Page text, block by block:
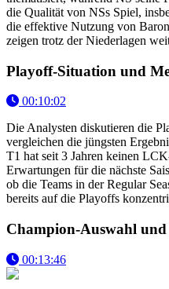
die Qualität von NSs Spiel,
die effektive Nutzung von
zeigen trotz der Niederlagen
Playoff-Situation und
00:10:02
Die Analysten diskutieren die
vergleichen die jüngsten
T1 hat seit 3 Jahren keinen
Erwartungen für die nächste
ob die Teams in der Regular
bereits auf die Playoffs
Champion-Auswahl
00:13:46